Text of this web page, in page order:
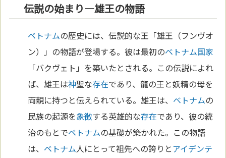
伝説の始まり—雄王の物語
ベトナムの歴史には、伝説的な王「雄王（フンヴオ
ン）」の物語が登場する。彼は最初のベトナム国家
「バクヴェト」を築いたとされる。この伝説によれ
ば、雄王は神聖な存在であり、龍の王と妖精の母を
両親に持つと伝えられている。雄王は、 ベトナムの
民族の起源を象徴する英雄的な存在であり、彼の統
治のもとでベトナムの基礎が築かれた。この物語
は、 ベトナム人にとって祖先への誇りとアイデンテ